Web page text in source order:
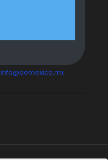
info@bemexico.mx